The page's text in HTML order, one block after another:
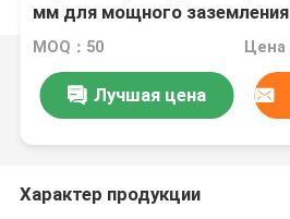
мм для мощного заземления
MOQ：50
Лучшая цена
Характер продукции